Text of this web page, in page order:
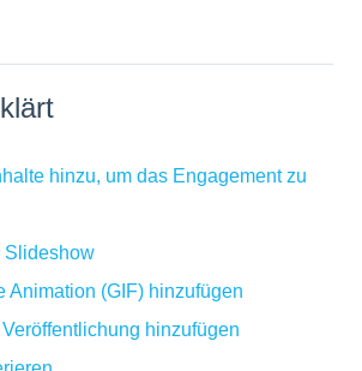
hinzu, um das Engagement zu
Slideshow
Animation (GIF) hinzufügen
hinzufügen